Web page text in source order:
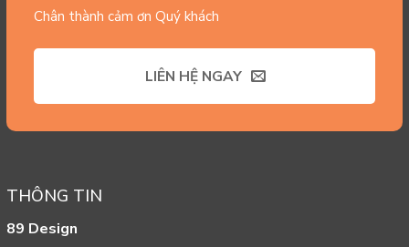
Chân thành cảm ơn Quý khách
LIÊN HỆ NGAY
THÔNG TIN
89 Design